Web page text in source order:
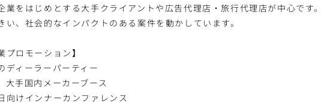
業をはじめとする大手クライアントや広告代理店・旅行代理店が中心です。
い、社会的なインパクトのある案件を動かしています。
プロモーション】
ィーラーパーティー
手国内メーカーブース
けインナーカンファレンス